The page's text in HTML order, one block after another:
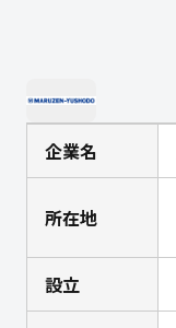
企業名
所在地
設立